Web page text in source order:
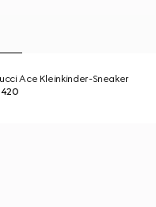
Ace Kleinkinder-Sneaker